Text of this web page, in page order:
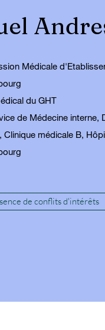
Médicale
du GHT
de Médecine interne,
médicale B,
de conflits d'intérêts